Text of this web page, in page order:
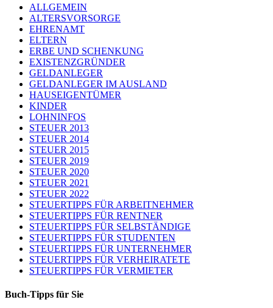
ALLGEMEIN
ALTERSVORSORGE
EHRENAMT
ELTERN
ERBE UND SCHENKUNG
EXISTENZGRÜNDER
GELDANLEGER
GELDANLEGER IM AUSLAND
HAUSEIGENTÜMER
KINDER
LOHNINFOS
STEUER 2013
STEUER 2014
STEUER 2015
STEUER 2019
STEUER 2020
STEUER 2021
STEUER 2022
STEUERTIPPS FÜR ARBEITNEHMER
STEUERTIPPS FÜR RENTNER
STEUERTIPPS FÜR SELBSTÄNDIGE
STEUERTIPPS FÜR STUDENTEN
STEUERTIPPS FÜR UNTERNEHMER
STEUERTIPPS FÜR VERHEIRATETE
STEUERTIPPS FÜR VERMIETER
Buch-Tipps für Sie